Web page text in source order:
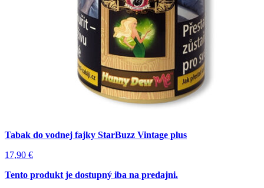
Tabak do vodnej fajky StarBuzz Vintage plus
17,90 €
Tento produkt je dostupný iba na predajni.